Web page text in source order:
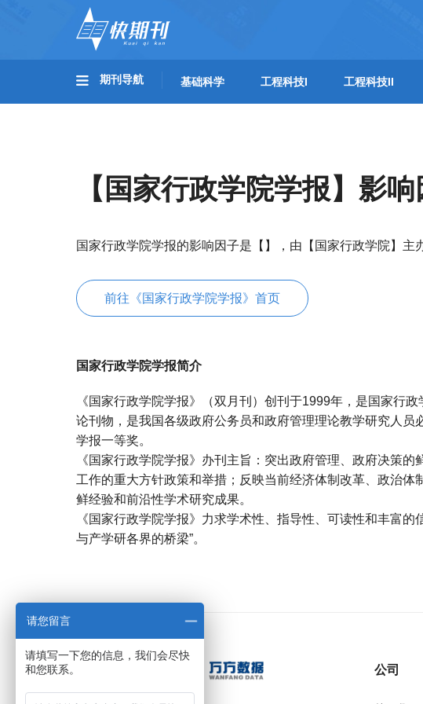
期刊导航 基础科学 工程科技I 工程科技II
【国家行政学院学报】影
国家行政学院学报的影响因子是【】，由【国家行政学院】主
前往《国家行政学院学报》首页
国家行政学院学报简介
《国家行政学院学报》（双月刊）创刊于1999年，是国家行
论刊物，是我国各级政府公务员和政府管理理论教学研究人员
学报一等奖。
《国家行政学院学报》办刊主旨：突出政府管理、政府决策
工作的重大方针政策和举措；反映当前经济体制改革、政治体
鲜经验和前沿性学术研究成果。
《国家行政学院学报》力求学术性、指导性、可读性和丰富的
与产学研各界的桥梁”。
公司
请您留言
请填写一下您的信息，我们会尽快
和您联系。